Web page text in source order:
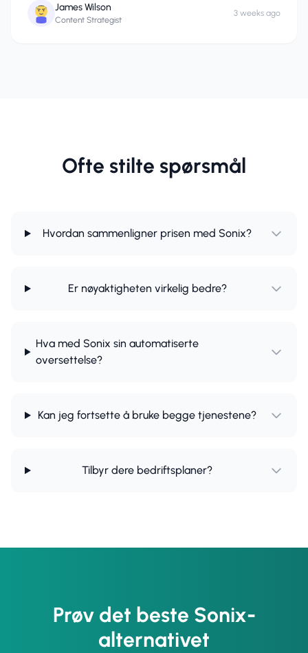
James Wilson
Content Strategist
3 weeks ago
Ofte stilte spørsmål
Hvordan sammenligner prisen med Sonix?
Er nøyaktigheten virkelig bedre?
Hva med Sonix sin automatiserte
oversettelse?
Kan jeg fortsette å bruke begge tjenestene?
Tilbyr dere bedriftsplaner?
Prøv det beste Sonix-
alternativet